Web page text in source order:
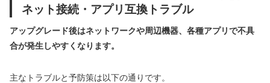
ネット接続・アプリ互換トラブル
アップグレード後はネットワークや周辺機器、各種アプリで不具
合が発生しやすくなります。
主なトラブルと予防策は以下の通りです。